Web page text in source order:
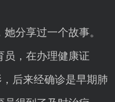
分享过一个故事。
员，在办理健康证
后来经确诊是早期肺